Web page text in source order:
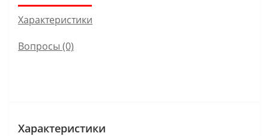
Характеристики
Вопросы (0)
Характеристики